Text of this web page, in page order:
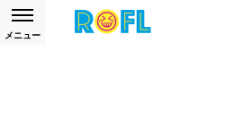
メニュー